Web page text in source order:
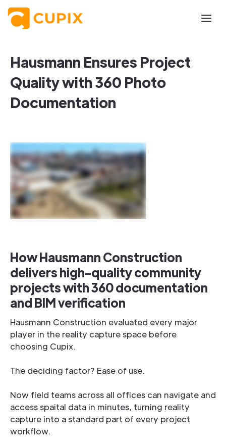
Hausmann Ensures Project
Quality with 360 Photo
Documentation
How Hausmann Construction
delivers high-quality community
projects with 360 documentation
and BIM verification
Hausmann Construction evaluated every major
player in the reality capture space before
choosing Cupix.
The deciding factor? Ease of use.
Now field teams across all offices can navigate and
access spaital data in minutes, turning reality
capture into a standard part of every project
workflow.